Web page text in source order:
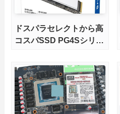
ドスパラセレクトから高
コスパSSD PG4Sシリー